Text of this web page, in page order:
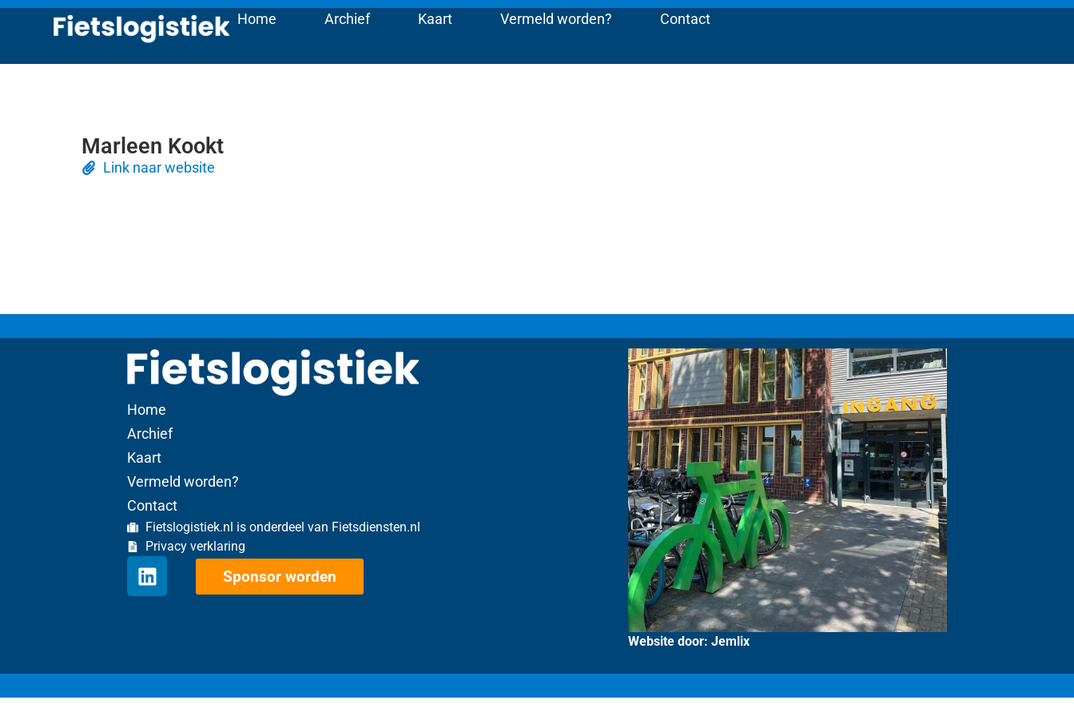
Home Archief Kaart Vermeld worden? Contact
Marleen Kookt
Link naar website
Home
Archief
Kaart
Vermeld worden?
Contact
Fietslogistiek.nl is onderdeel van Fietsdiensten.nl
Privacy verklaring
Sponsor worden
Website door: Jemlix